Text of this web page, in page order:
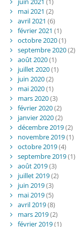
mai 2021 (2)
avril 2021 (6)
février 2021 (1)
octobre 2020(1)
septembre 2020(2)
août 2020(1)
juillet 2020(1)
juin 2020(2)
mai 2020(1)
mars 2020(3)
février 2020(2)
janvier 2020(2)
décembre 2019(2)
novembre 2019(1)
octobre 2019(4)
septembre 2019(1)
août 2019(3)
juillet 2019(2)
juin 2019(3)
mai 2019(5)
avril 2019(8)
mars 2019(2)
février 2019(1)